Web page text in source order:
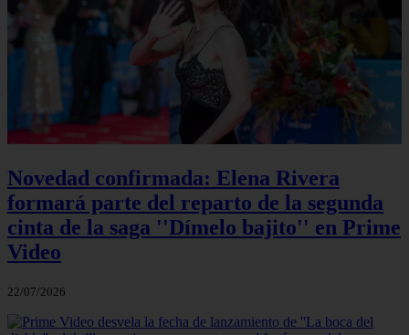
Novedad confirmada: Elena Rivera
formará parte del reparto de la segunda
cinta de la saga ''Dímelo bajito'' en Prime
Video
22/07/2026